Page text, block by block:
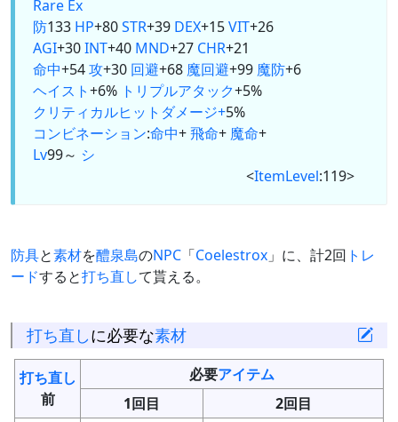
Rare Ex
防133 HP+80STR+39 DEX+15VIT+26
AGI+30INT+40 MND+27 CHR+21
命中+54攻+30 回避+68 魔回避+99 魔防+6
ヘイスト+6% トリプルアタック+5%
クリティカルヒットダメージ+5%
コンビネーション:命中+飛命+ 魔命+
Lv99～ シ
<ItemLevel:119>
防具と素材を醴泉島のNPC 「Coelestrox 」に、計2回 トレ
ードすると打ち直して貰える。
打ち直しに必要な素材
打ち直し
前
必要アイテム
1回目
2回目